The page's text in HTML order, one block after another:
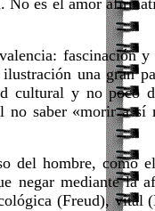
es el amor
fascinación
una gran
y no poco
saber «morir a sí
del hombre, como
negar mediante la
(Freud), vital